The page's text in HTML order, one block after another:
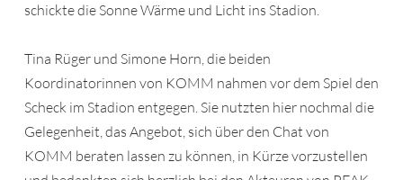
schickte die Sonne Wärme und Licht ins Stadion.
Tina Rüger und Simone Horn, die beiden
Koordinatorinnen von KOMM nahmen vor dem Spiel den
Scheck im Stadion entgegen. Sie nutzten hier nochmal die
Gelegenheit, das Angebot, sich über den Chat von
KOMM beraten lassen zu können, in Kürze vorzustellen